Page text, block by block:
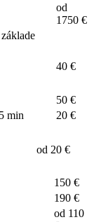
od
1750 €
40 €
50 €
min
20 €
od 20 €
150 €
190 €
od 110